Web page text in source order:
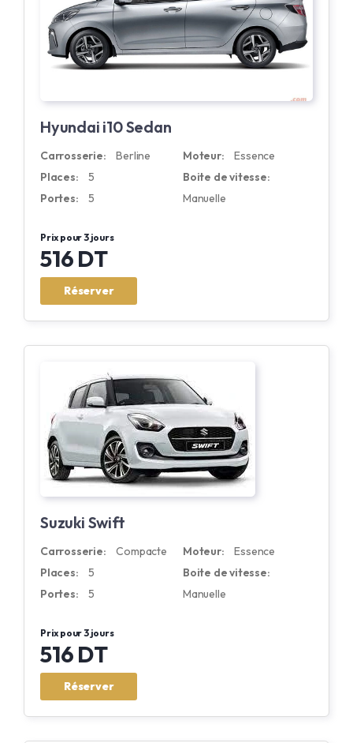
Hyundai i10 Sedan
Carrosserie:
Berline
Places:
5
Portes:
5
Moteur:
Essence
Boite de vitesse:
Manuelle
Prix pour 3 jours
516 DT
Réserver
Suzuki Swift
Carrosserie:
Compacte
Places:
5
Portes:
5
Moteur:
Essence
Boite de vitesse:
Manuelle
Prix pour 3 jours
516 DT
Réserver